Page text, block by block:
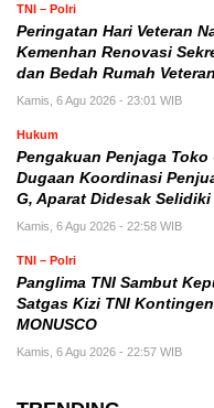
TNI – Polri
Peringatan Hari Veteran
Kemenhan Renovasi
dan Bedah Rumah
Kamis, 6 Agu 2026 - 23:01 WIB
Hukum
Pengakuan Penjaga Toko
Dugaan Koordinasi
G, Aparat Didesak Selidiki
Kamis, 6 Agu 2026 - 22:58 WIB
TNI – Polri
Panglima TNI Sambut
Satgas Kizi TNI
MONUSCO
Kamis, 6 Agu 2026 - 22:57 WIB